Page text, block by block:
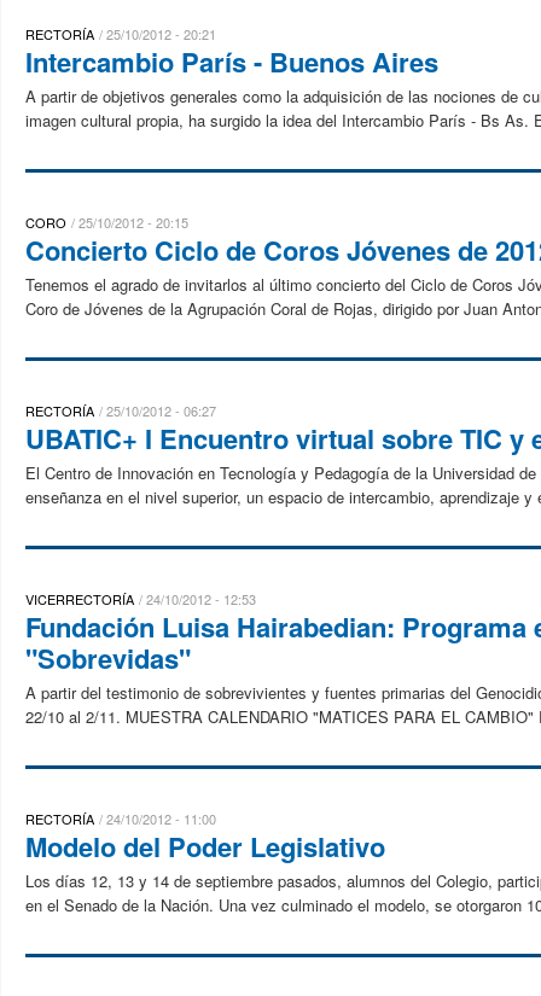
RECTORÍA 25/10/2012 - 20:21
Intercambio París - Buenos Aires
A partir de objetivos generales como la adquisición de las nociones de
imagen cultural propia, ha surgido la idea del Intercambio París - Bs As.
CORO 25/10/2012 - 20:15
Concierto Ciclo de Coros Jóvenes de
Tenemos el agrado de invitarlos al último concierto del Ciclo de Coros
Coro de Jóvenes de la Agrupación Coral de Rojas, dirigido por Juan
RECTORÍA 25/10/2012 - 06:27
UBATIC+ I Encuentro virtual sobre TIC
El Centro de Innovación en Tecnología y Pedagogía de la Universidad
enseñanza en el nivel superior, un espacio de intercambio, aprendizaje
VICERRECTORÍA 24/10/2012 - 12:53
Fundación Luisa Hairabedian:
"Sobrevidas"
A partir del testimonio de sobrevivientes y fuentes primarias del
22/10 al 2/11. MUESTRA CALENDARIO "MATICES PARA EL
RECTORÍA 24/10/2012 - 11:00
Modelo del Poder Legislativo
Los días 12, 13 y 14 de septiembre pasados, alumnos del Colegio,
en el Senado de la Nación. Una vez culminado el modelo, se otorgaron